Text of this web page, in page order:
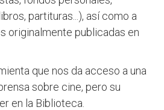
partituras...), así como a
originalmente publicadas en
que nos da acceso a una
sobre cine, pero su
en la Biblioteca.